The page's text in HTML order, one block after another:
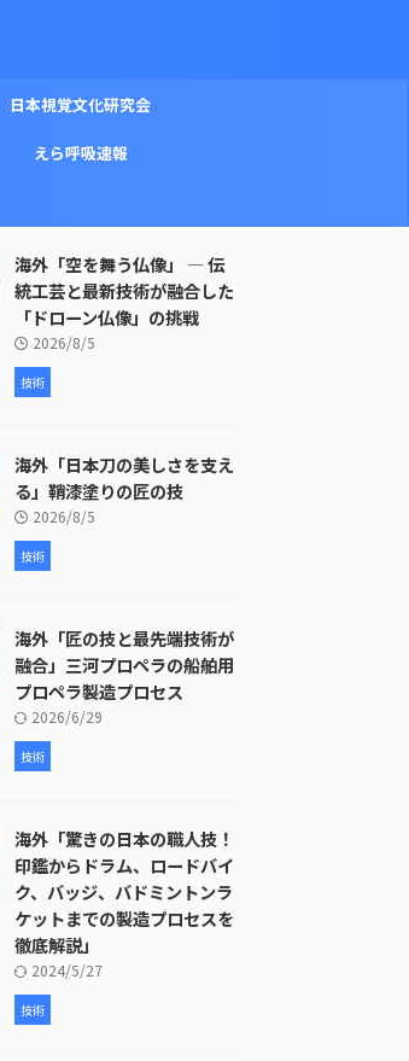
日本視覚文化研究会
えら呼吸速報
海外「空を舞う仏像」 ― 伝
統工芸と最新技術が融合した
「ドローン仏像」の挑戦
2026/8/5
技術
海外「日本刀の美しさを支え
る」鞘漆塗りの匠の技
2026/8/5
技術
海外「匠の技と最先端技術が
融合」三河プロペラの船舶用
プロペラ製造プロセス
2026/6/29
技術
海外「驚きの日本の職人技！
印鑑からドラム、ロードバイ
ク、バッジ、バドミントンラ
ケットまでの製造プロセスを
徹底解説」
2024/5/27
技術